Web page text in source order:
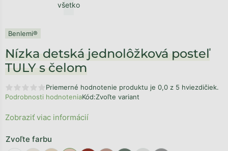
všetko
Benlemi®
Nízka detská jednolôžková posteľ
TULY s čelom
Priemerné hodnotenie produktu je 0,0 z 5 hviezdičiek.
Podrobnosti hodnoteniaKód:Zvoľte variant
Zvoľte farbu
Zobraziť viac informácií